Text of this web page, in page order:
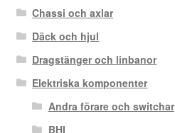
Chassi och axlar
Däck och hjul
Dragstänger och linbanor
Elektriska komponenter
Andra förare och switchar
BHI